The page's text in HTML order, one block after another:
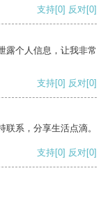
支持[0] 反对[0]
露个人信息，让我非常
支持[0] 反对[0]
系，分享生活点滴。
支持[0] 反对[0]